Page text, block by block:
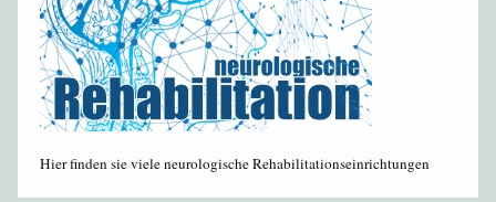
Hier finden sie viele neurologische Rehabilitationseinrichtungen